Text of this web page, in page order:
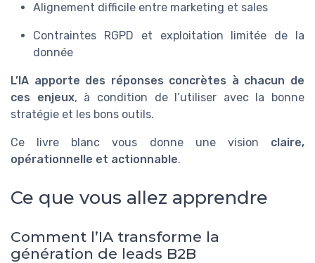
Alignement difficile entre marketing et sales
Contraintes RGPD et exploitation limitée de la
donnée
L’IA apporte des réponses concrètes à chacun de
ces enjeux, à condition de l’utiliser avec la bonne
stratégie et les bons outils.
Ce livre blanc vous donne une vision claire,
opérationnelle et actionnable.
Ce que vous allez apprendre
Comment l’IA transforme la
génération de leads B2B